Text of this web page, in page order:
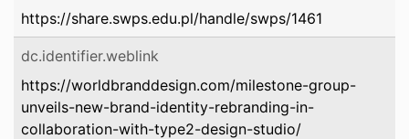
https://share.swps.edu.pl/handle/swps/1461
dc.identifier.weblink
https://worldbranddesign.com/milestone-group-
unveils-new-brand-identity-rebranding-in-
collaboration-with-type2-design-studio/